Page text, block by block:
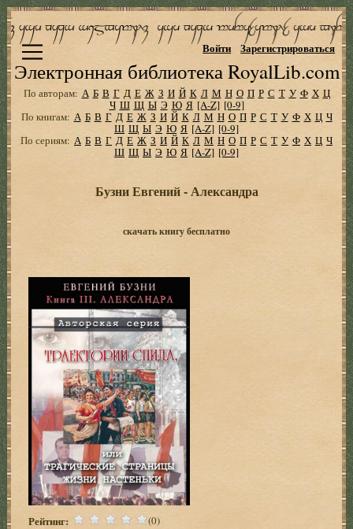
Электронная библиотека RoyalLib.com
Войти Зарегистрироваться
По авторам: А Б В Г Д Е Ж З И Й К Л М Н О П Р С Т У Ф Х Ц
Ч Ш Щ Ы Э Ю Я [A-Z] [0-9]
По книгам: А Б В Г Д Е Ж З И Й К Л М Н О П Р С Т У Ф Х Ц Ч
Ш Щ Ы Э Ю Я [A-Z] [0-9]
По сериям: А Б В Г Д Е Ж З И Й К Л М Н О П Р С Т У Ф Х Ц Ч
Ш Щ Ы Э Ю Я [A-Z] [0-9]
Бузни Евгений - Александра
скачать книгу бесплатно
Рейтинг: (0)